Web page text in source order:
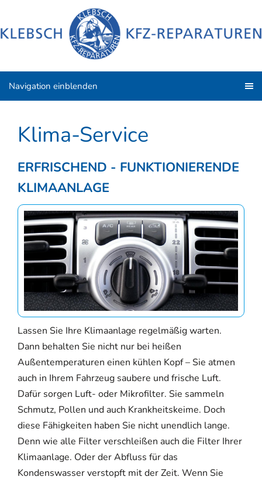
Navigation einblenden
Klima-Service
ERFRISCHEND - FUNKTIONIERENDE
KLIMAANLAGE
Lassen Sie Ihre Klimaanlage regelmäßig warten.
Dann behalten Sie nicht nur bei heißen
Außentemperaturen einen kühlen Kopf – Sie atmen
auch in Ihrem Fahrzeug saubere und frische Luft.
Dafür sorgen Luft- oder Mikrofilter. Sie sammeln
Schmutz, Pollen und auch Krankheitskeime. Doch
diese Fähigkeiten haben Sie nicht unendlich lange.
Denn wie alle Filter verschleißen auch die Filter Ihrer
Klimaanlage. Oder der Abfluss für das
Kondenswasser verstopft mit der Zeit. Wenn Sie